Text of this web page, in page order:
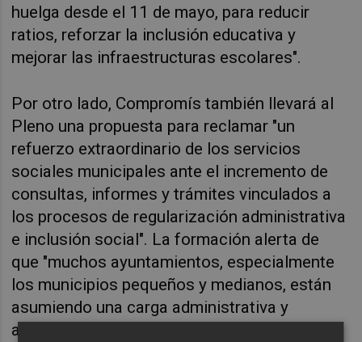
huelga desde el 11 de mayo, para reducir
ratios, reforzar la inclusión educativa y
mejorar las infraestructuras escolares".
Por otro lado, Compromís también llevará al
Pleno una propuesta para reclamar "un
refuerzo extraordinario de los servicios
sociales municipales ante el incremento de
consultas, informes y trámites vinculados a
los procesos de regularización administrativa
e inclusión social". La formación alerta de
que "muchos ayuntamientos, especialmente
los municipios pequeños y medianos, están
asumiendo una carga administrativa y
asistencial mucho mayor sin contar con más